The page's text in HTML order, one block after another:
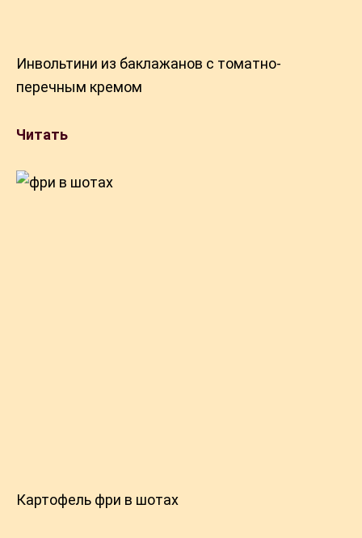
Инвольтини из баклажанов с томатно-
перечным кремом
Читать
Картофель фри в шотах